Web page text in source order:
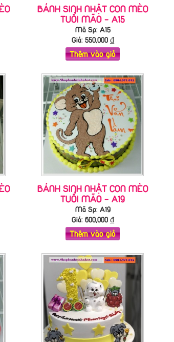
BÁNH SINH NHẬT CON MÈO
TUỔI MÃO - A15
Mã Sp: A15
Giá: 550,000₫
Thêm vào giỏ
BÁNH SINH NHẬT CON MÈO
TUỔI MÃO - A19
Mã Sp: A19
Giá: 600,000₫
Thêm vào giỏ